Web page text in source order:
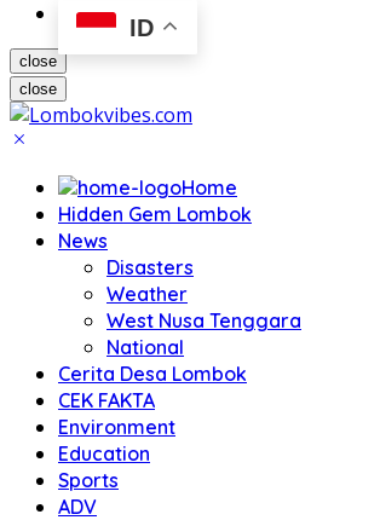
ID
close
close
Home
Hidden Gem Lombok
News
Disasters
Weather
West Nusa Tenggara
National
Cerita Desa Lombok
CEK FAKTA
Environment
Education
Sports
ADV